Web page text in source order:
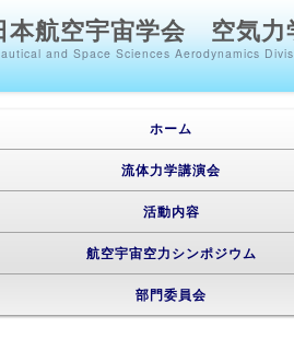
本航空宇宙学会 空気力
and Space Sciences Aerodynamics
ホーム
流体力学講演会
活動内容
航空宇宙空力シンポジウム
部門委員会